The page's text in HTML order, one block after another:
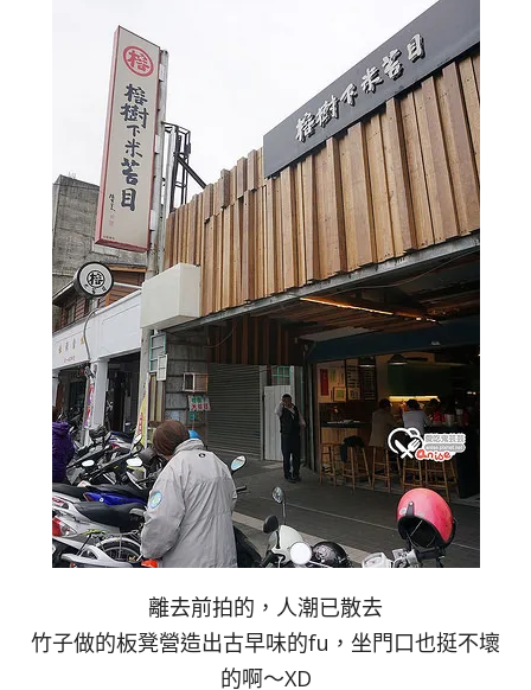
離去前拍的，人潮已散去
竹子做的板凳營造出古早味的fu，坐門口也挺不壞
的啊～XD